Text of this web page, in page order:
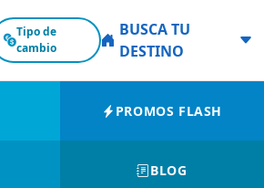
Tipo de
cambio
BUSCA TU
DESTINO
PROMOS FLASH
BLOG